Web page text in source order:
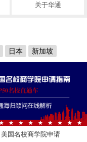
关于华通
日本 新加坡
美国名校商学院申请